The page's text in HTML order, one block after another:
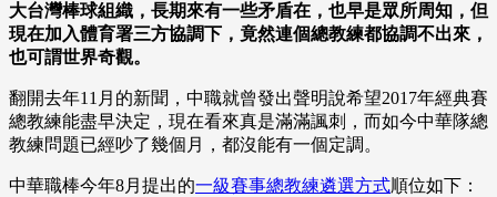
大台灣棒球組織，長期來有一些矛盾在，也早是眾所周知，但
現在加入體育署三方協調下，竟然連個總教練都協調不出來，
也可謂世界奇觀。
翻開去年11月的新聞，中職就曾發出聲明說希望2017年經典賽
總教練能盡早決定，現在看來真是滿滿諷刺，而如今中華隊總
教練問題已經吵了幾個月，都沒能有一個定調。
中華職棒今年8月提出的一級賽事總教練遴選方式順位如下：